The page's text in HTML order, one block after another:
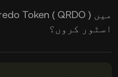
اسٹور کروں؟